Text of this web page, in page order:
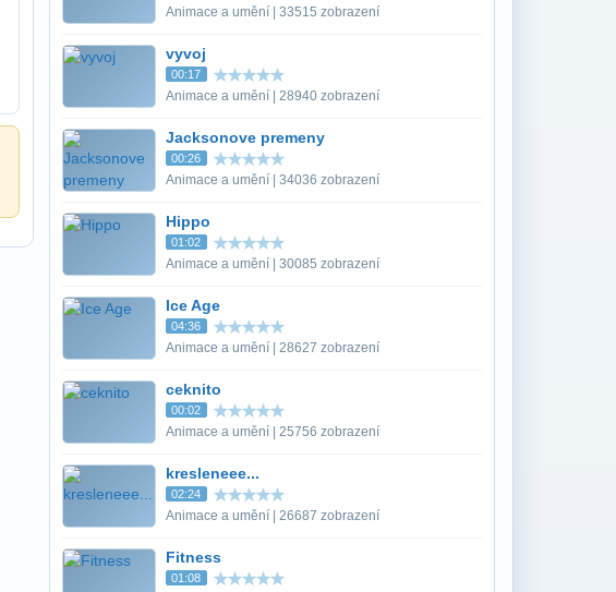
Animace a umění | 33515 zobrazení
vyvoj
00:17
Animace a umění | 28940 zobrazení
Jacksonove premeny
00:26
Animace a umění | 34036 zobrazení
Hippo
01:02
Animace a umění | 30085 zobrazení
Ice Age
04:36
Animace a umění | 28627 zobrazení
ceknito
00:02
Animace a umění | 25756 zobrazení
kresleneee...
02:24
Animace a umění | 26687 zobrazení
Fitness
01:08